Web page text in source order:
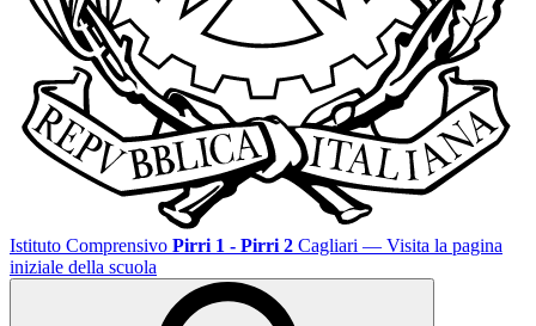
Istituto Comprensivo Pirri 1 - Pirri 2 Cagliari — Visita la pagina
iniziale della scuola